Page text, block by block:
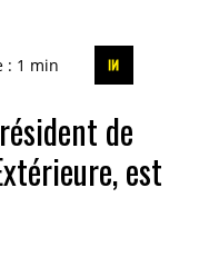
: 1 min
de
est